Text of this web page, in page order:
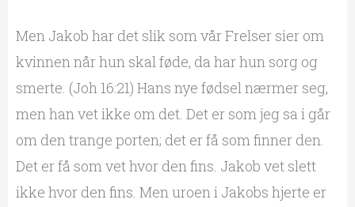
Men Jakob har det slik som vår Frelser sier om
kvinnen når hun skal føde, da har hun sorg og
smerte. (Joh 16:21) Hans nye fødsel nærmer seg,
men han vet ikke om det. Det er som jeg sa i går
om den trange porten; det er få som finner den.
Det er få som vet hvor den fins. Jakob vet slett
ikke hvor den fins. Men uroen i Jakobs hjerte er